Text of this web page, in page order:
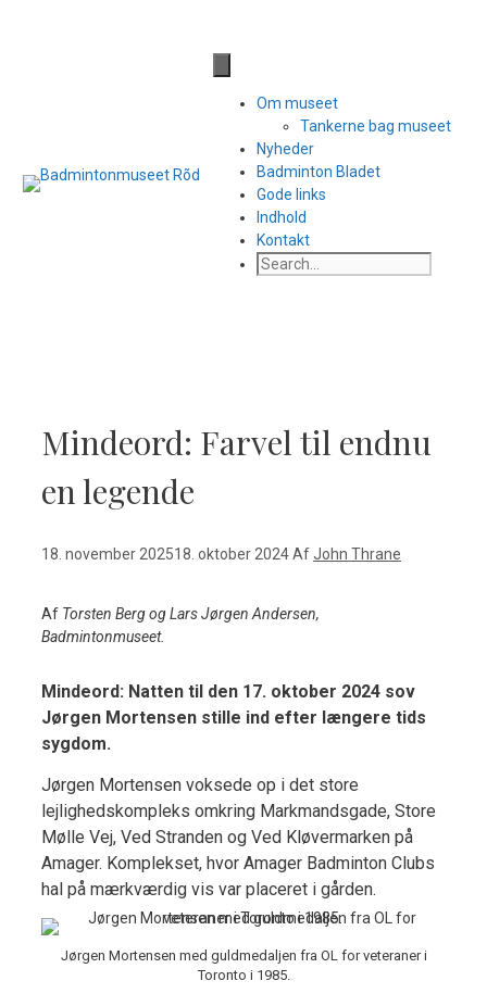
Til side med facebook links
Om museet
Tankerne bag museet
Nyheder
Badminton Bladet
Gode links
Indhold
Kontakt
Mindeord: Farvel til endnu
en legende
18. november 202518. oktober 2024AfJohn Thrane
Af Torsten Berg og Lars Jørgen Andersen,
Badmintonmuseet.
Mindeord: Natten til den 17. oktober 2024 sov
Jørgen Mortensen stille ind efter længere tids
sygdom.
Jørgen Mortensen voksede op i det store
lejlighedskompleks omkring Markmandsgade, Store
Mølle Vej, Ved Stranden og Ved Kløvermarken på
Amager. Komplekset, hvor Amager Badminton Clubs
hal på mærkværdig vis var placeret i gården.
Jørgen Mortensen med guldmedaljen fra OL for veteraner i
Toronto i 1985.